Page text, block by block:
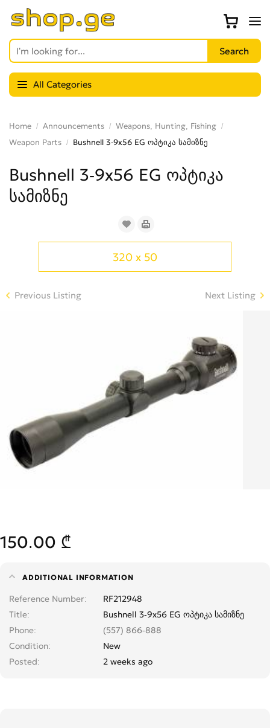
All Categories
Home Announcements
Weapons, Hunting, Fishing
Weapon Parts
Bushnell 3-9x56 EG ოპტიკა სამიზნე
Bushnell 3-9x56 EG ოპტიკა
სამიზნე
320 x 50
Previous Listing Next Listing
150.00 ₾
ADDITIONAL INFORMATION
Reference Number
RF212948
Title
Bushnell 3-9x56 EG ოპტიკა სამიზნე
Phone
(557) 866-888
Condition
New
Posted
2 weeks ago